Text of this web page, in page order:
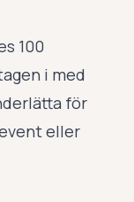
100
i med
för
eller